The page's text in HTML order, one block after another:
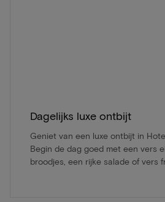
Dagelijks luxe ontbijt
Geniet van een luxe ontbijt in
Begin de dag goed met een vers
broodjes, een rijke salade of vers